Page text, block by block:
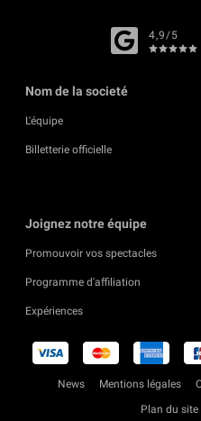
4,9/5
Nom de la societé
L'équipe
Billetterie officielle
Joignez notre équipe
Promouvoir vos spectacles
Programme d'affiliation
Expériences
News Mentions légales
Plan du site